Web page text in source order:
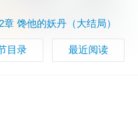
章 馋他的妖丹（大结局）
目录 最近阅读